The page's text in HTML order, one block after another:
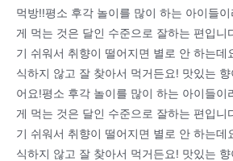
먹방!!평소 후각 놀이를 많이 하는 아이들
게 먹는 것은 달인 수준으로 잘하는 편입니
기 쉬워서 취향이 떨어지면 별로 안 하는데
식하지 않고 잘 찾아서 먹거든요! 맛있는
어요!평소 후각 놀이를 많이 하는 아이들이
게 먹는 것은 달인 수준으로 잘하는 편입니
기 쉬워서 취향이 떨어지면 별로 안 하는데
식하지 않고 잘 찾아서 먹거든요! 맛있는